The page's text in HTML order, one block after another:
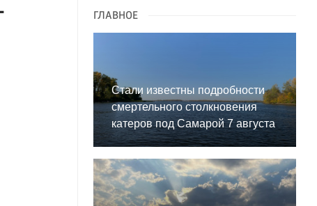
ГЛАВНОЕ
Стали известны подробности
смертельного столкновения
катеров под Самарой 7 августа